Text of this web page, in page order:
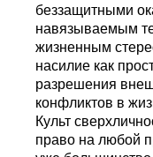
беззащитными
навязываемым
жизненным
насилие как
разрешения
конфликтов в
Культ
право на любой